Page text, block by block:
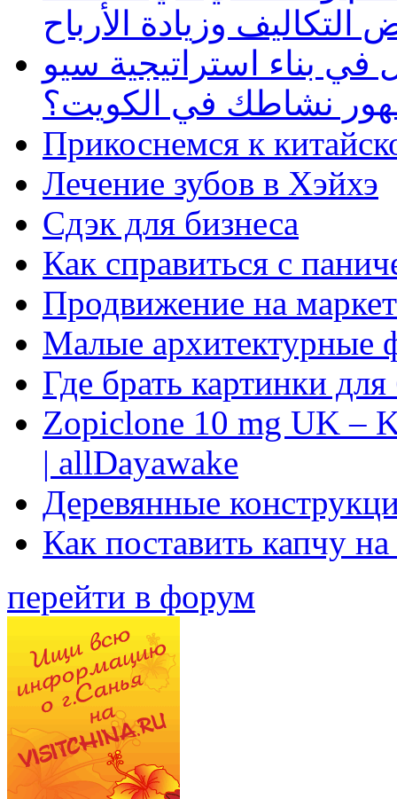
وزيادة الأرباح
بناء استراتيجية سيو
نشاطك في الكويت؟
Прикоснемся к
Лечение зубов в Хэйхэ
Сдэк для бизнеса
Как справиться с
Продвижение на
Малые архитектурные
Где брать картинки
Zopiclone 10 mg UK –
| allDayawake
Деревянные
Как поставить капчу
перейти в форум